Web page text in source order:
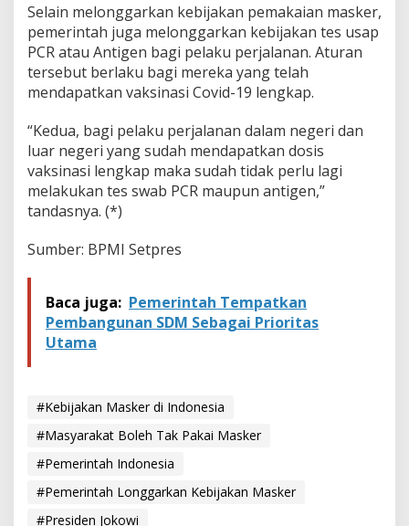
n
g
a
n
Selain melonggarkan kebijakan pemakaian masker,
pemerintah juga melonggarkan kebijakan tes usap
PCR atau Antigen bagi pelaku perjalanan. Aturan
tersebut berlaku bagi mereka yang telah
mendapatkan vaksinasi Covid-19 lengkap.
“Kedua, bagi pelaku perjalanan dalam negeri dan
luar negeri yang sudah mendapatkan dosis
vaksinasi lengkap maka sudah tidak perlu lagi
melakukan tes swab PCR maupun antigen,”
tandasnya. (*)
Sumber: BPMI Setpres
Baca juga: Pemerintah Tempatkan
Pembangunan SDM Sebagai Prioritas
Utama
#Kebijakan Masker di Indonesia
#Masyarakat Boleh Tak Pakai Masker
#Pemerintah Indonesia
#Pemerintah Longgarkan Kebijakan Masker
#Presiden Jokowi